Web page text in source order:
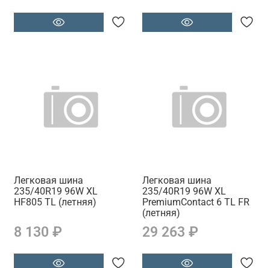
Легковая шина
235/40R19 96W XL
HF805 TL (летняя)
8 130 ₽
Легковая шина
235/40R19 96W XL
PremiumContact 6 TL FR
(летняя)
29 263 ₽